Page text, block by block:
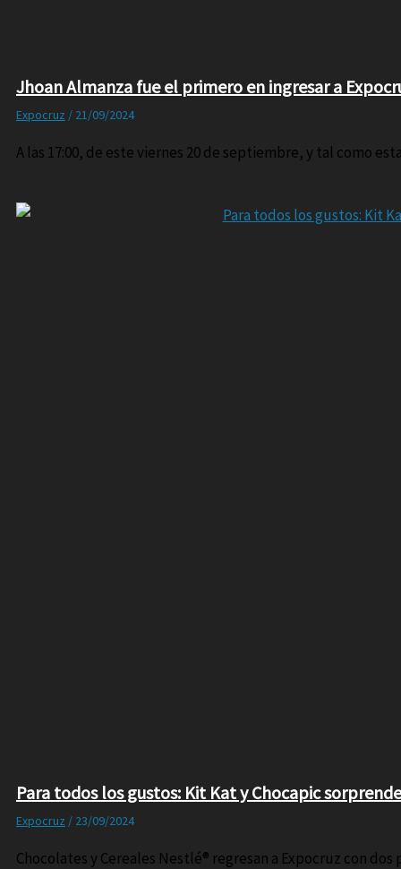
Jhoan Almanza fue el primero en ingresar a
Expocruz / 21/09/2024
A las 17:00, de este viernes 20 de septiembre, y tal como
Para todos los gustos: Kit Kat y Chocapic
Expocruz / 23/09/2024
Chocolates y Cereales Nestlé® regresan a Expocruz con